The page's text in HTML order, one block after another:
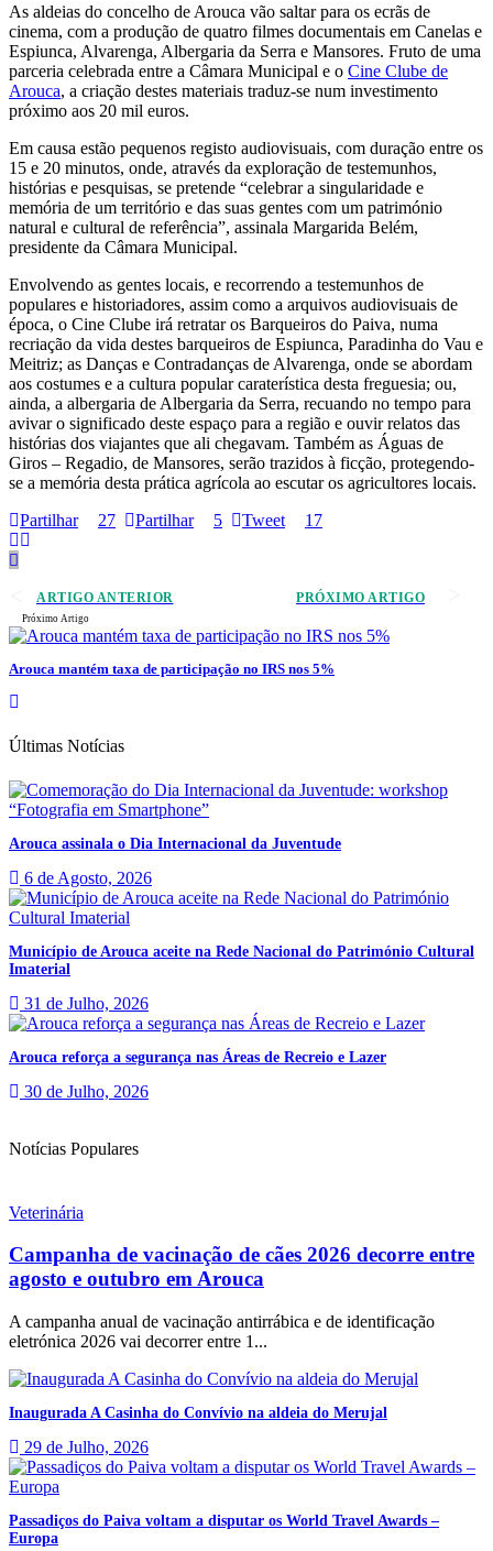
As aldeias do concelho de Arouca vão saltar para os ecrãs de
cinema, com a produção de quatro filmes documentais em Canelas e
Espiunca, Alvarenga, Albergaria da Serra e Mansores. Fruto de uma
parceria celebrada entre a Câmara Municipal e o Cine Clube de
Arouca, a criação destes materiais traduz-se num investimento
próximo aos 20 mil euros.
Em causa estão pequenos registo audiovisuais, com duração entre os
15 e 20 minutos, onde, através da exploração de testemunhos,
histórias e pesquisas, se pretende “celebrar a singularidade e
memória de um território e das suas gentes com um património
natural e cultural de referência”, assinala Margarida Belém,
presidente da Câmara Municipal.
Envolvendo as gentes locais, e recorrendo a testemunhos de
populares e historiadores, assim como a arquivos audiovisuais de
época, o Cine Clube irá retratar os Barqueiros do Paiva, numa
recriação da vida destes barqueiros de Espiunca, Paradinha do Vau e
Meitriz; as Danças e Contradanças de Alvarenga, onde se abordam
aos costumes e a cultura popular caraterística desta freguesia; ou,
ainda, a albergaria de Albergaria da Serra, recuando no tempo para
avivar o significado deste espaço para a região e ouvir relatos das
histórias dos viajantes que ali chegavam. Também as Águas de
Giros – Regadio, de Mansores, serão trazidos à ficção, protegendo-
se a memória desta prática agrícola ao escutar os agricultores locais.
Partilhar
27 Partilhar 5 Tweet 17
ARTIGO ANTERIOR PRÓXIMO ARTIGO
Próximo Artigo
Arouca mantém taxa de participação no IRS nos 5%
Últimas Notícias
Arouca assinala o Dia Internacional da Juventude
6 de Agosto, 2026
Município de Arouca aceite na Rede Nacional do Património Cultural
Imaterial
31 de Julho, 2026
Arouca reforça a segurança nas Áreas de Recreio e Lazer
30 de Julho, 2026
Notícias Populares
Veterinária
Campanha de vacinação de cães 2026 decorre entre
agosto e outubro em Arouca
A campanha anual de vacinação antirrábica e de identificação
eletrónica 2026 vai decorrer entre 1...
Inaugurada A Casinha do Convívio na aldeia do Merujal
29 de Julho, 2026
Passadiços do Paiva voltam a disputar os World Travel Awards –
Europa